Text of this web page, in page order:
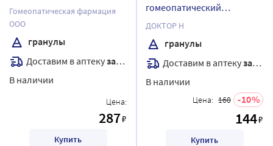
Гомеопатическая фармация
ООО
гранулы
Доставим в аптекузавтра
В наличии
Цена:
287₽
Купить
гомеопатический
монокомпонентный
препарат природного
происхождения 5 гр
гранулы гомеопатические
ДОКТОР Н
гранулы
Доставим в аптекузавтра
В наличии
Цена: 160 10
144₽
Купить